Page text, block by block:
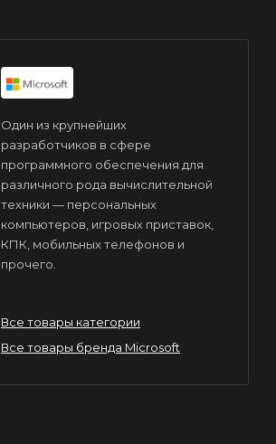
Один из крупнейших
разработчиков в сфере
программного обеспечения для
различного рода вычислительной
техники — персональных
компьютеров, игровых приставок,
КПК, мобильных телефонов и
прочего.
Все товары категории
Все товары бренда Microsoft